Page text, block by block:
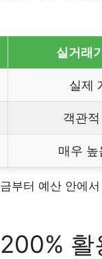
실거래
실제
객관
매우
부터 예산 안에